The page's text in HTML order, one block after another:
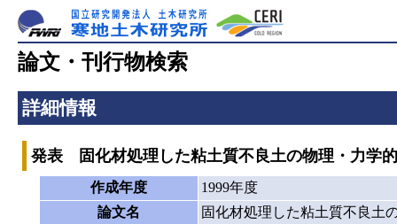
論文・刊行物検索
詳細情報
発表 固化材処理した粘土質不良土の物理・力学
作成年度
1999年度
論文名
固化材処理した粘土質不良土